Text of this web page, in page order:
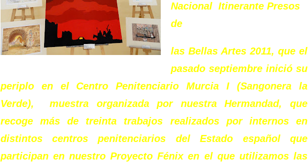
Nacional Itinerante Presos
de
las Bellas Artes 2011, que el
pasado septiembre inició su
periplo en el Centro Penitenciario Murcia I (Sangonera la
Verde), muestra organizada por nuestra Hermandad, que
recoge más de treinta trabajos realizados por internos en
distintos centros penitenciarios del Estado español que
participan en nuestro Proyecto Fénix en el que utilizamos las